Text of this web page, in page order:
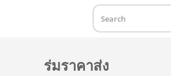
ร่มราคาส่ง